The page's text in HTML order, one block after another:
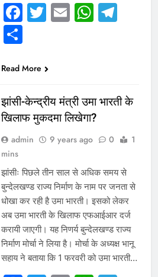
Facebook
Twitter
Email
Share
Read More
झांसी-केन्द्रीय मंत्री उमा भारती के
खिलाफ मुकदमा लिखेगा?
admin 9 years ago 0
1
mins
झांसीः पिछले तीन साल से अधिक समय से
बुन्देलखण्ड राज्य निर्माण के नाम पर जनता से
धोखा कर रही है उमा भारती। इसको लेकर
अब उमा भारती के खिलाफ एफआईआर दर्ज
करायी जाएगी। यह निणर्य बुन्देलखण्ड राज्य
निर्माण मोर्चा ने लिया है। मोर्चा के अध्यक्ष भानू
सहाय ने बताया कि 1 फरवरी को उमा भारती…